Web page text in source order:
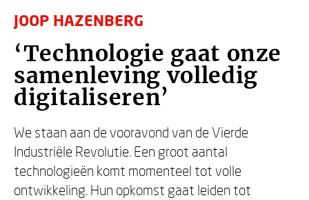
JOOP HAZENBERG
‘Technologie gaat onze
samenleving volledig
digitaliseren’
We staan aan de vooravond van de Vierde
Industriële Revolutie. Een groot aantal
technologieën komt momenteel tot volle
ontwikkeling. Hun opkomst gaat leiden tot